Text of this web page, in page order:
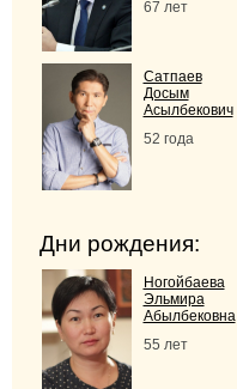
67 лет
Сатпаев
Досым
Асылбекович
52 года
Дни рождения:
Ногойбаева
Эльмира
Абылбековна
55 лет